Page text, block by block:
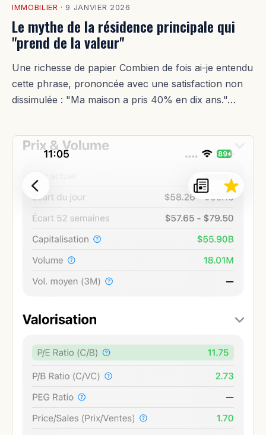
IMMOBILIER · 9 JANVIER 2026
Le mythe de la résidence principale qui
"prend de la valeur"
Une richesse de papier Combien de fois ai-je entendu
cette phrase, prononcée avec une satisfaction non
dissimulée : "Ma maison a pris 40% en dix ans."…